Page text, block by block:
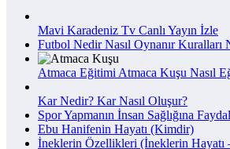
Mavi Karadeniz Tv Canlı Yayın İzle
Futbol Nedir Nasıl Oynanır Kuralları
Atmaca Eğitimi Atmaca Kuşu Nasıl
Kar Nedir? Kar Nasıl Oluşur?
Spor Yapmanın İnsan Sağlığına
Ebu Hanifenin Hayatı (Kimdir)
İneklerin Özellikleri (İneklerin Hayatı